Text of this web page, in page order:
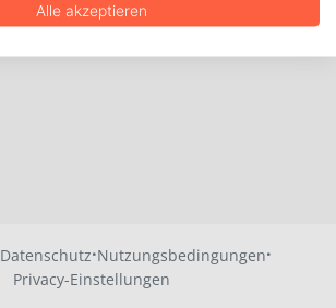
Datenschutz·Nutzungsbedingungen·
Privacy-Einstellungen
Alle akzeptieren